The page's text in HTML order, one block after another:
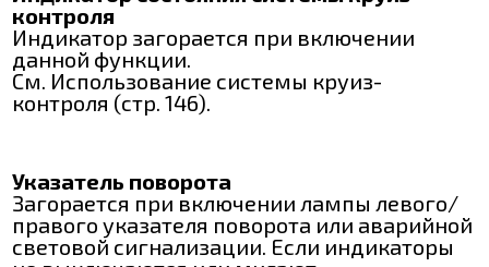
контроля
Индикатор загорается при включении
данной функции.
См. Использование системы круиз-
контроля (стр. 146).
Указатель поворота
Загорается при включении лампы левого/
правого указателя поворота или аварийной
световой сигнализации. Если индикаторы